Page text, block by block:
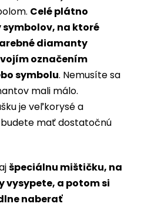
Celé plátno
na ktoré
diamanty
označením
symbolu. Nemusíte sa
mali málo.
je veľkorysé a
mať dostatočnú
špeciálnu mištičku, na
vysypete, a potom si
naberať